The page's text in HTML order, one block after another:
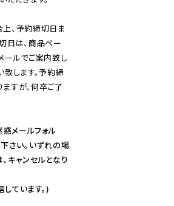
、予約締切日ま
日は、商品ペー
ールでご案内致し
します。予約締
すが、何卒ご了
惑メールフォル
さい。いずれの場
キャンセルとなり
ています。)